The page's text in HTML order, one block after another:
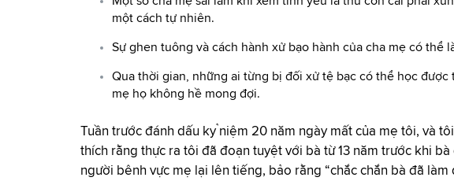
một cách tự nhiên.
Sự ghen tuông và cách hành xử bạo hành của cha mẹ có thể
Qua thời gian, những ai từng bị đối xử tệ bạc có thể học được
mẹ họ không hề mong đợi.
Tuần trước đánh dấu kỷ niệm 20 năm ngày mất của mẹ tôi, và
thích rằng thực ra tôi đã đoạn tuyệt với bà từ 13 năm trước khi
người bênh vực mẹ lại lên tiếng, bảo rằng “chắc chắn bà đã